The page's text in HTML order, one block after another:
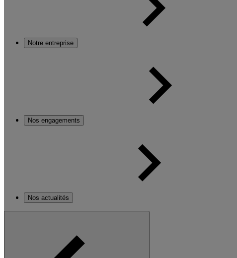
Notre entreprise
Nos engagements
Nos actualités